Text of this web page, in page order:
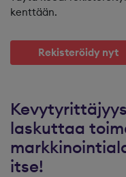
kenttään.
Rekisteröidy nyt
laskuttaa
itse!